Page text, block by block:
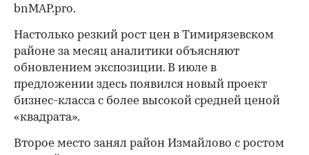
bnMAP.pro.
Настолько резкий рост цен в Тимирязевском
районе за месяц аналитики объясняют
обновлением экспозиции. В июле в
предложении здесь появился новый проект
бизнес-класса с более высокой средней ценой
«квадрата».
Второе место занял район Измайлово с ростом